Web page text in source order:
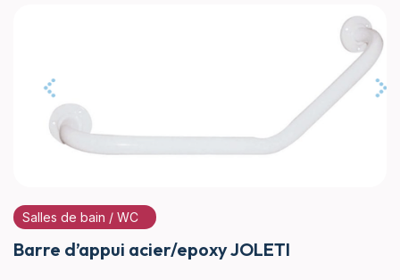
Salles de bain / WC
Barre d’appui acier/epoxy JOLETI